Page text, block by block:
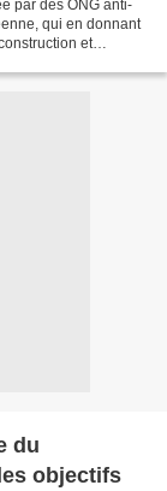
par des ONG anti-
qui en donnant
et
du
objectifs